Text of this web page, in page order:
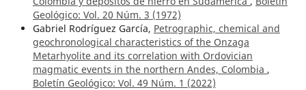
Geológico: Vol. 20 Núm. 3 (1972)
Gabriel Rodríguez García, Petrographic, chemical and
geochronological characteristics of the Onzaga
Metarhyolite and its correlation with Ordovician
magmatic events in the northern Andes, Colombia ,
Boletín Geológico: Vol. 49 Núm. 1 (2022)